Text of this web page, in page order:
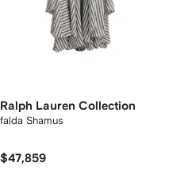
Ralph Lauren Collection
falda Shamus
$47,859